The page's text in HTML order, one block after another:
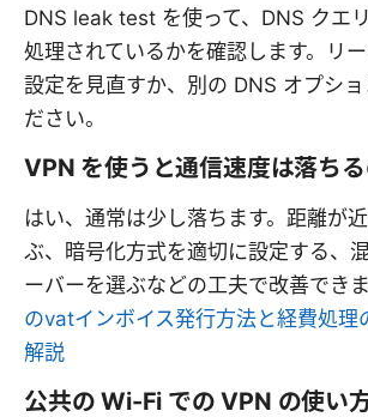
DNS leak test を使って、DNS クエ
処理されているかを確認します。リ
設定を見直すか、別の DNS オプショ
ださい。
VPN を使うと通信速度は落ちる
はい、通常は少し落ちます。距離が
ぶ、暗号化方式を適切に設定する、
ーバーを選ぶなどの工夫で改善できま
のvatインボイス発行方法と経費処理
解説
公共の Wi-Fi での VPN の使い